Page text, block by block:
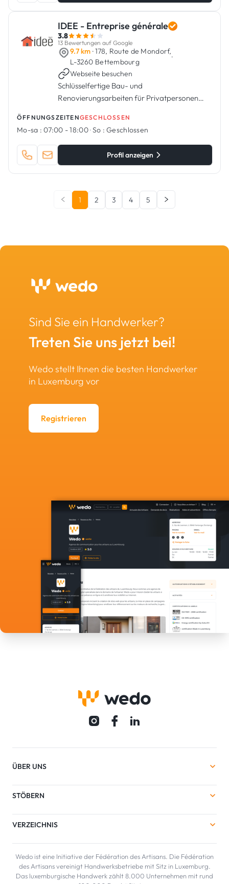
IDEE - Entreprise générale
3.8
13 Bewertungen auf Google
9.7 km · 178, Route de Mondorf,
L-3260 Bettembourg
·
Webseite besuchen
Schlüsselfertige Bau- und
Renovierungsarbeiten für Privatpersonen
ÖFFNUNGSZEITENGESCHLOSSEN
Mo-sa : 07:00 - 18:00·So : Geschlossen
Profil anzeigen
1 2 3 4 5
Sind Sie ein Handwerker?
Treten Sie uns jetzt bei!
Wedo stellt Ihnen die besten Handwerker
in Luxemburg vor
Registrieren
ÜBER UNS
STÖBERN
VERZEICHNIS
Wedo ist eine Initiative der Fédération des Artisans. Die Fédération
des Artisans vereinigt Handwerksbetriebe mit Sitz in Luxemburg.
Das luxemburgische Handwerk zählt 8.000 Unternehmen mit rund